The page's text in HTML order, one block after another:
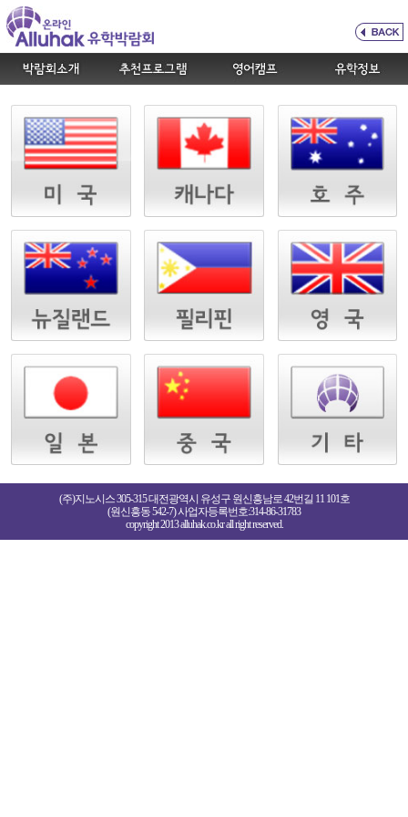
(주)지노시스 305-315 대전광역시 유성구 원신흥남로 42번길 11 101호
(원신흥동 542-7) 사업자등록번호:314-86-31783
copyright 2013 alluhak.co.kr all right reserved.